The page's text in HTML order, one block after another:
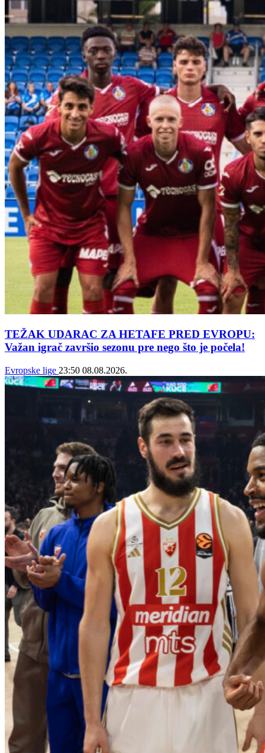
TEŽAK UDARAC ZA HETAFE PRED EVROPU:
Važan igrač završio sezonu pre nego što je počela!
Evropske lige 23:50 08.08.2026.